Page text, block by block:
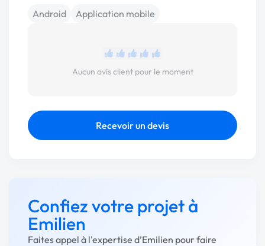
Android Application mobile
Aucun avis client pour le moment
Recevoir un devis
Confiez votre projet à
Emilien
Faites appel à l'expertise d’Emilien pour faire